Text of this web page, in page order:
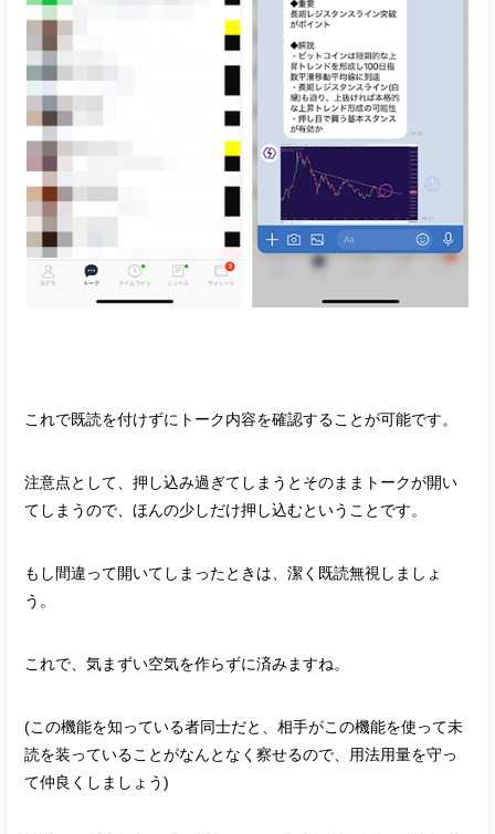
これで既読を付けずにトーク内容を確認することが可能です。
注意点として、押し込み過ぎてしまうとそのままトークが開い
てしまうので、ほんの少しだけ押し込むということです。
もし間違って開いてしまったときは、潔く既読無視しましょ
う。
これで、気まずい空気を作らずに済みますね。
(この機能を知っている者同士だと、相手がこの機能を使って未
読を装っていることがなんとなく察せるので、用法用量を守っ
て仲良くしましょう)